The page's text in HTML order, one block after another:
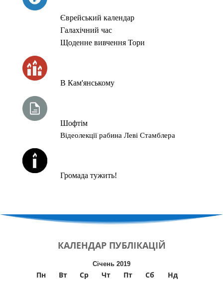
Єврейський календар
Галахічний час
Щоденне вивчення Тори
В Кам'янському
Шофтім
Відеолекції рабина Леві Стамблера
Громада тужить!
КАЛЕНДАР ПУБЛІКАЦІЙ
Січень 2019
Пн Вт Ср Чт Пт Сб
Нд